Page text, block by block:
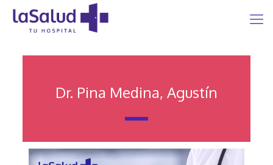
Dr. Pina Medina, Agustín